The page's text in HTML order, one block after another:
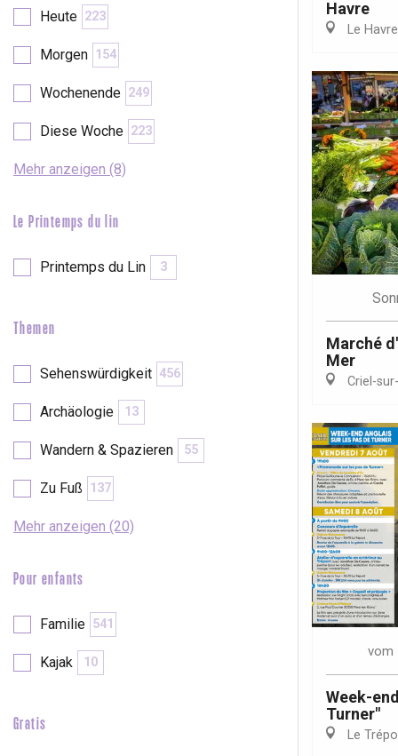
Paris 1h30
Heute 223
Morgen 154
Wochenende 249
Diese Woche 223
Mehr anzeigen (8)
Le Printemps du lin
Printemps du Lin 3
Themen
Sehenswürdigkeit 456
Archäologie 13
Wandern & Spazieren 55
Zu Fuß 137
Mehr anzeigen (20)
Pour enfants
Familie 541
Kajak 10
Gratis
Havre
Le Havre
Marché
Mer
Criel-
vom
Week-
Turner"
Le